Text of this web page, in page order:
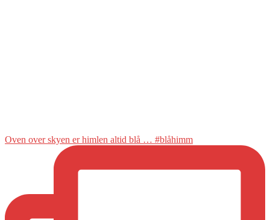
Oven over skyen er himlen altid blå … #blåhimm